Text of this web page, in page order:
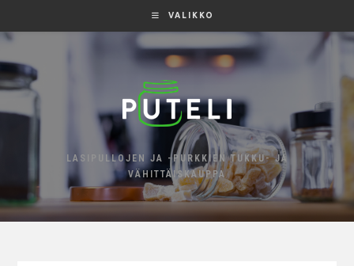
VALIKKO
LASIPULLOJEN JA -PURKKIEN TUKKU- JA
VÄHITTÄISKAUPPA